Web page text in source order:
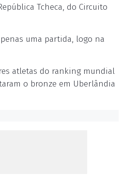
Tcheca, do Circuito
uma partida, logo na
atletas do ranking mundial
o bronze em Uberlândia